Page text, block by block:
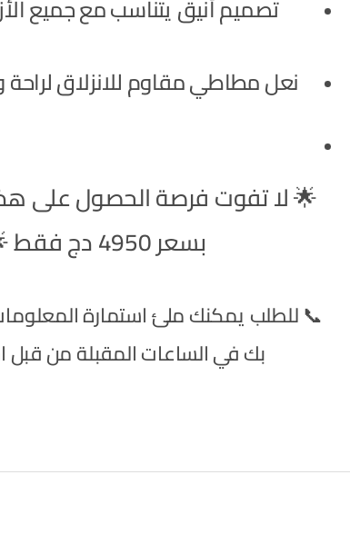
تصميم أنيق يتناسب مع جميع
نعل مطاطي مقاوم للانزلاق لراحة
🌟 لا تفوت فرصة الحصول على هذا
بسعر 4950 دج فقط 🌟
📞 للطلب يمكنك ملئ استمارة
بك في الساعات المقبلة من قبل